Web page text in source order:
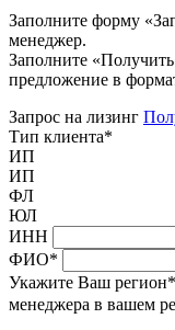
Заполните форму
менеджер.
Заполните
предложение в
Запрос на лизинг
Тип клиента*
ИП
ИП
ФЛ
ЮЛ
ИНН
ФИО*
Укажите Ваш регион*
менеджера в вашем